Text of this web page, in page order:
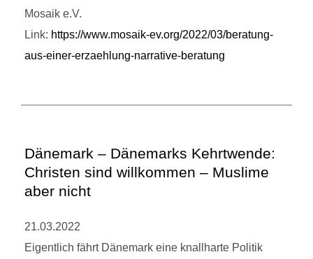
Mosaik e.V.
Link: https://www.mosaik-ev.org/2022/03/beratung-
aus-einer-erzaehlung-narrative-beratung
Dänemark – Dänemarks Kehrtwende:
Christen sind willkommen – Muslime
aber nicht
21.03.2022
Eigentlich fährt Dänemark eine knallharte Politik